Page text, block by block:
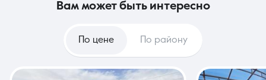
вам может быть интересно
По цене По району